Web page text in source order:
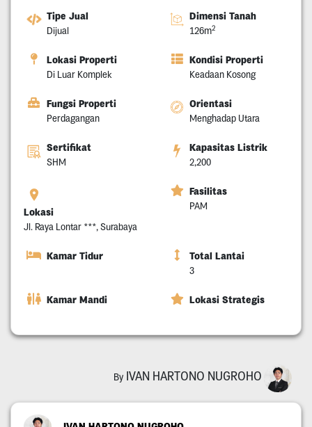
Tipe Jual
Dijual
Dimensi Tanah
126m2
Lokasi Properti
Di Luar Komplek
Kondisi Properti
Keadaan Kosong
Fungsi Properti
Perdagangan
Orientasi
Menghadap Utara
Sertifikat
SHM
Kapasitas Listrik
2,200
Lokasi
Jl. Raya Lontar ***, Surabaya
Fasilitas
PAM
Kamar Tidur Total Lantai
3
Kamar Mandi Lokasi Strategis
By IVAN HARTONO NUGROHO